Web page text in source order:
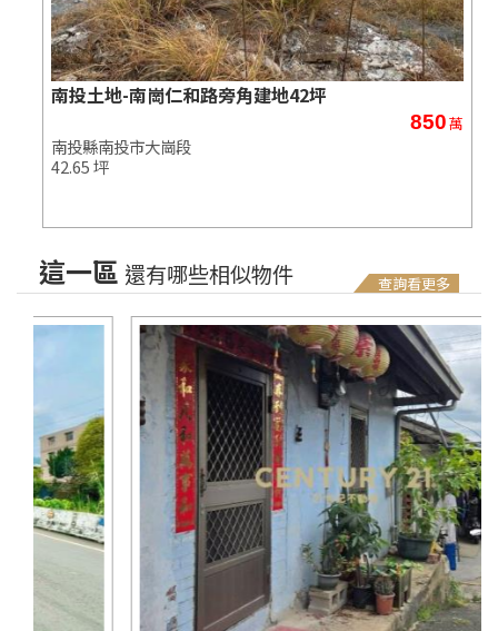
南投土地-南崗仁和路旁角建地42坪
850萬
南投縣南投市大崗段
42.65 坪
查詢看更多
這一區 還有哪些相似物件